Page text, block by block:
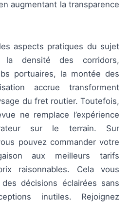
augmentant la transparence
aspects pratiques du sujet
densité des corridors,
portuaires, la montée des
accrue transforment
du fret routier. Toutefois,
ne remplace l’expérience
sur le terrain. Sur
pouvez commander votre
aux meilleurs tarifs
raisonnables. Cela vous
décisions éclairées sans
inutiles. Rejoignez